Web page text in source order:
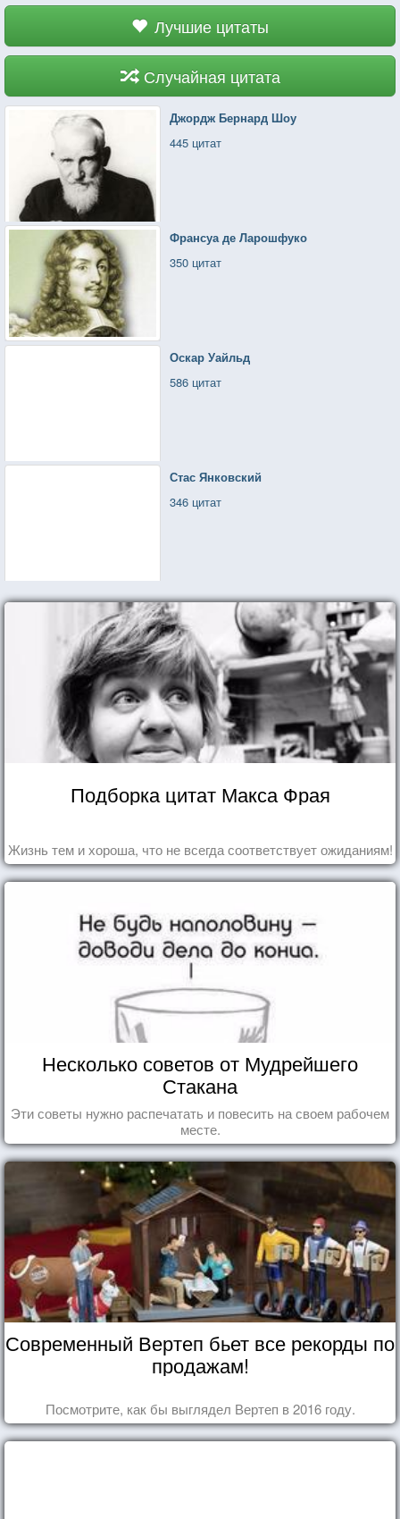
Лучшие цитаты
Случайная цитата
Джордж Бернард Шоу
445 цитат
Франсуа де Ларошфуко
350 цитат
Оскар Уайльд
586 цитат
Стас Янковский
346 цитат
Подборка цитат Макса Фрая
Жизнь тем и хороша, что не всегда соответствует ожиданиям!
Несколько советов от Мудрейшего
Стакана
Эти советы нужно распечатать и повесить на своем рабочем
месте.
Современный Вертеп бьет все рекорды по
продажам!
Посмотрите, как бы выглядел Вертеп в 2016 году.